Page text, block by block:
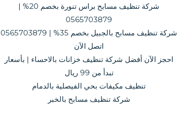
شركة تنظيف مسابح براس تنورة بخصم 20% |
0565703879
شركة تنظيف مسابح بالجبيل بخصم 35% | 0565703879
اتصل الآن
احجز الآن أفضل شركة تنظيف خزانات بالاحساء | بأسعار
تبدأ من 99 ريال
تنظيف مكيفات بحي الفيصلية بالدمام
شركة تنظيف مسابح بالخبر